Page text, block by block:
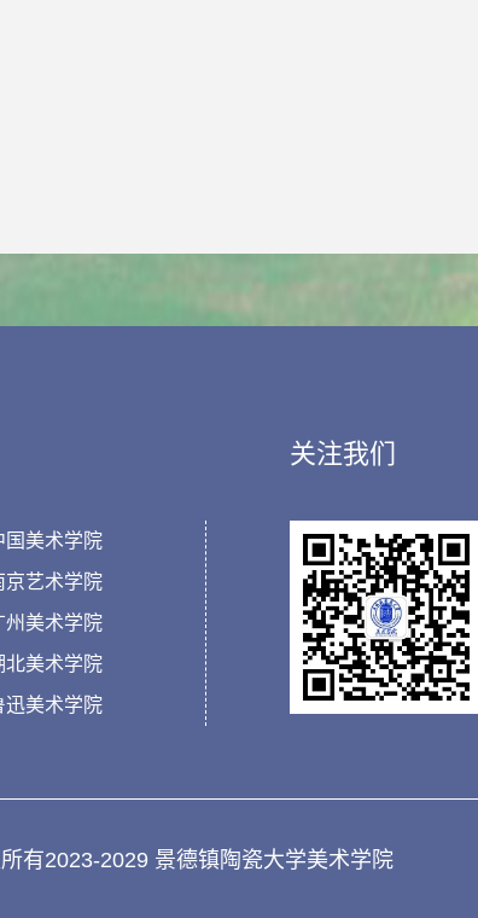
国美术学院
京艺术学院
州美术学院
北美术学院
迅美术学院
关注我们
有2023-2029 景德镇陶瓷大学美术学院